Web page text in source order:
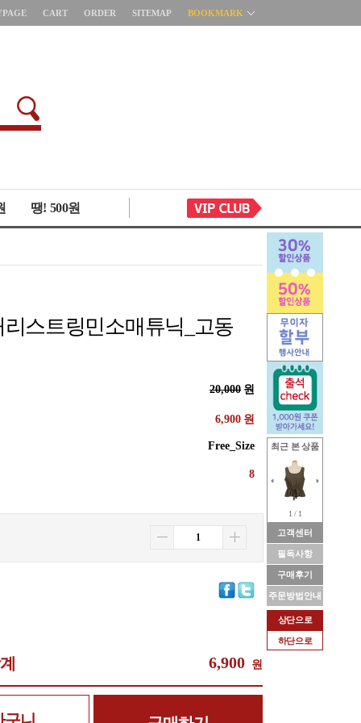
최근 본 상품
1 / 1
고객센터
필독사항
구매후기
주문방법안내
상단으로
하단으로
CART ORDER SITEMAP BOOKMARK
땡! 500원
리스트링민소매튜닉_고동
6,900 원
20,000 원
6,900 원
Free_Size
8